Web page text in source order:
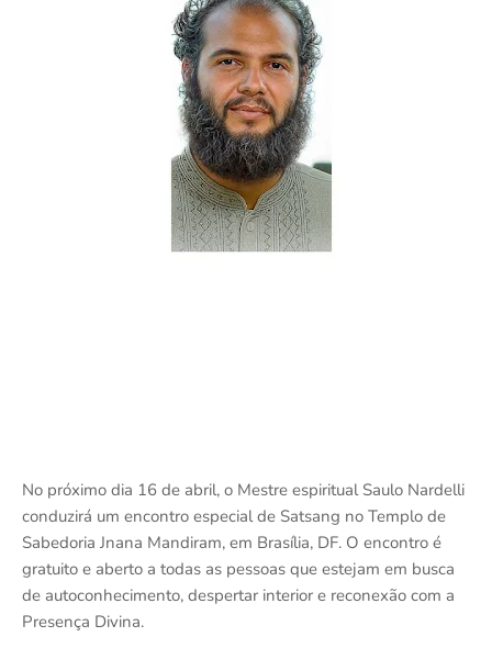
No próximo dia 16 de abril, o Mestre espiritual Saulo Nardelli
conduzirá um encontro especial de Satsang no Templo de
Sabedoria Jnana Mandiram, em Brasília, DF. O encontro é
gratuito e aberto a todas as pessoas que estejam em busca
de autoconhecimento, despertar interior e reconexão com a
Presença Divina.